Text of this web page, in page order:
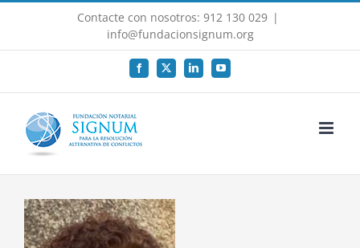
Saltar
Contacte con nosotros: 912 130 029 |
info@fundacionsignum.org
Facebook
X LinkedInYouTube